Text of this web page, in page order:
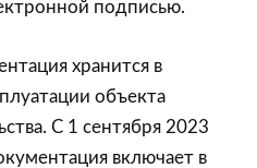
подписью.
хранится в
объекта
С 1 сентября 2023
включает в